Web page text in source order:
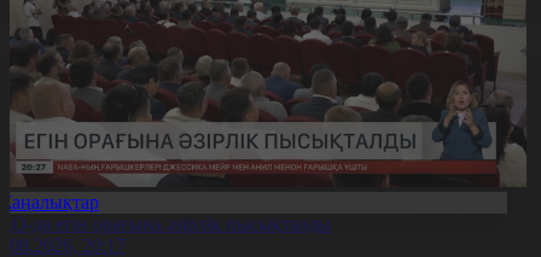
да егін орағына әзірлік пысықталды
20:17